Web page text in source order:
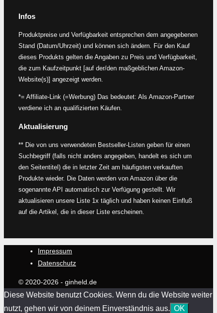
Infos
Produktpreise und Verfügbarkeit entsprechen dem angegebenen
Stand (Datum/Uhrzeit) und können sich ändern. Für den Kauf
dieses Produkts gelten die Angaben zu Preis und Verfügbarkeit,
die zum Kaufzeitpunkt [auf der/den maßgeblichen Amazon-
Website(s)] angezeigt werden.
*= Affiliate-Link (=Werbung) Das bedeutet: Als Amazon-Partner
verdiene ich an qualifizierten Käufen.
Aktualisierung
** Die von uns verwendeten Bestseller-Listen geben für einen
Suchbegriff (falls nicht anders angegeben, handelt es sich um
den Seitentitel) die in letzter Zeit am häufigsten verkauften
Produkte wieder. Die Daten werden von Amazon über die
sogenannte API automatisch zur Verfügung gestellt. Wir
aktualisieren unsere Liste 1x täglich und haben keinen Einfluß
auf die Artikel, die in dieser Liste erscheinen.
Impressum
Datenschutz
© 2020-2026 - ginheld.de
Diese Website benutzt Cookies. Wenn du die Website weiter
nutzt, gehen wir von deinem Einverständnis aus. OK